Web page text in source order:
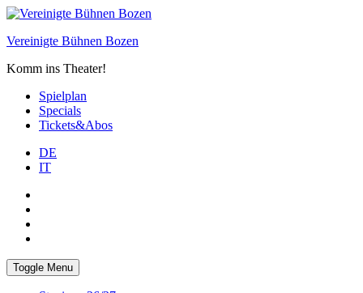
Skip
content
Vereinigte Bühnen Bozen
Komm ins Theater!
Spielplan
Specials
Tickets&Abos
DE
IT
Toggle Menu